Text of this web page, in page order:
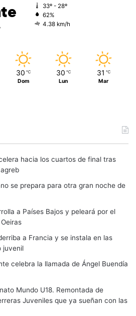
33º - 28º
62%
4.38 km/h
30 ℃
Dom
30 ℃
Lun
31 ℃
Mar
hacia los cuartos de final tras
se prepara para otra gran noche de
a Países Bajos y peleará por el
a Francia y se instala en las
juvenil
celebra la llamada de Ángel Buendía
Mundo U18. Remontada de
Juveniles que ya sueñan con las